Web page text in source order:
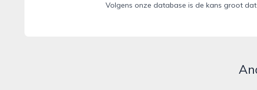
Volgens onze database is de kans groot